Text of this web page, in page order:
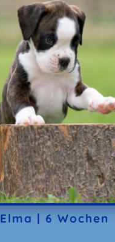
Elma | 6 Wochen